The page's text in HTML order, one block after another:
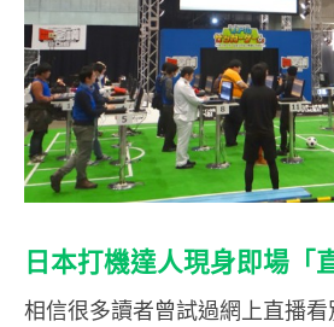
日本打機達人現身即場「
相信很多讀者曾試過網上直播